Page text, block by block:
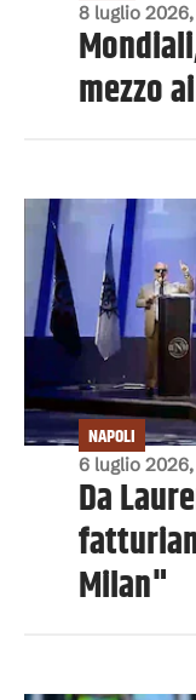
8 luglio
mezzo
6 luglio 2026,
NAPOLI
Da
Milan"